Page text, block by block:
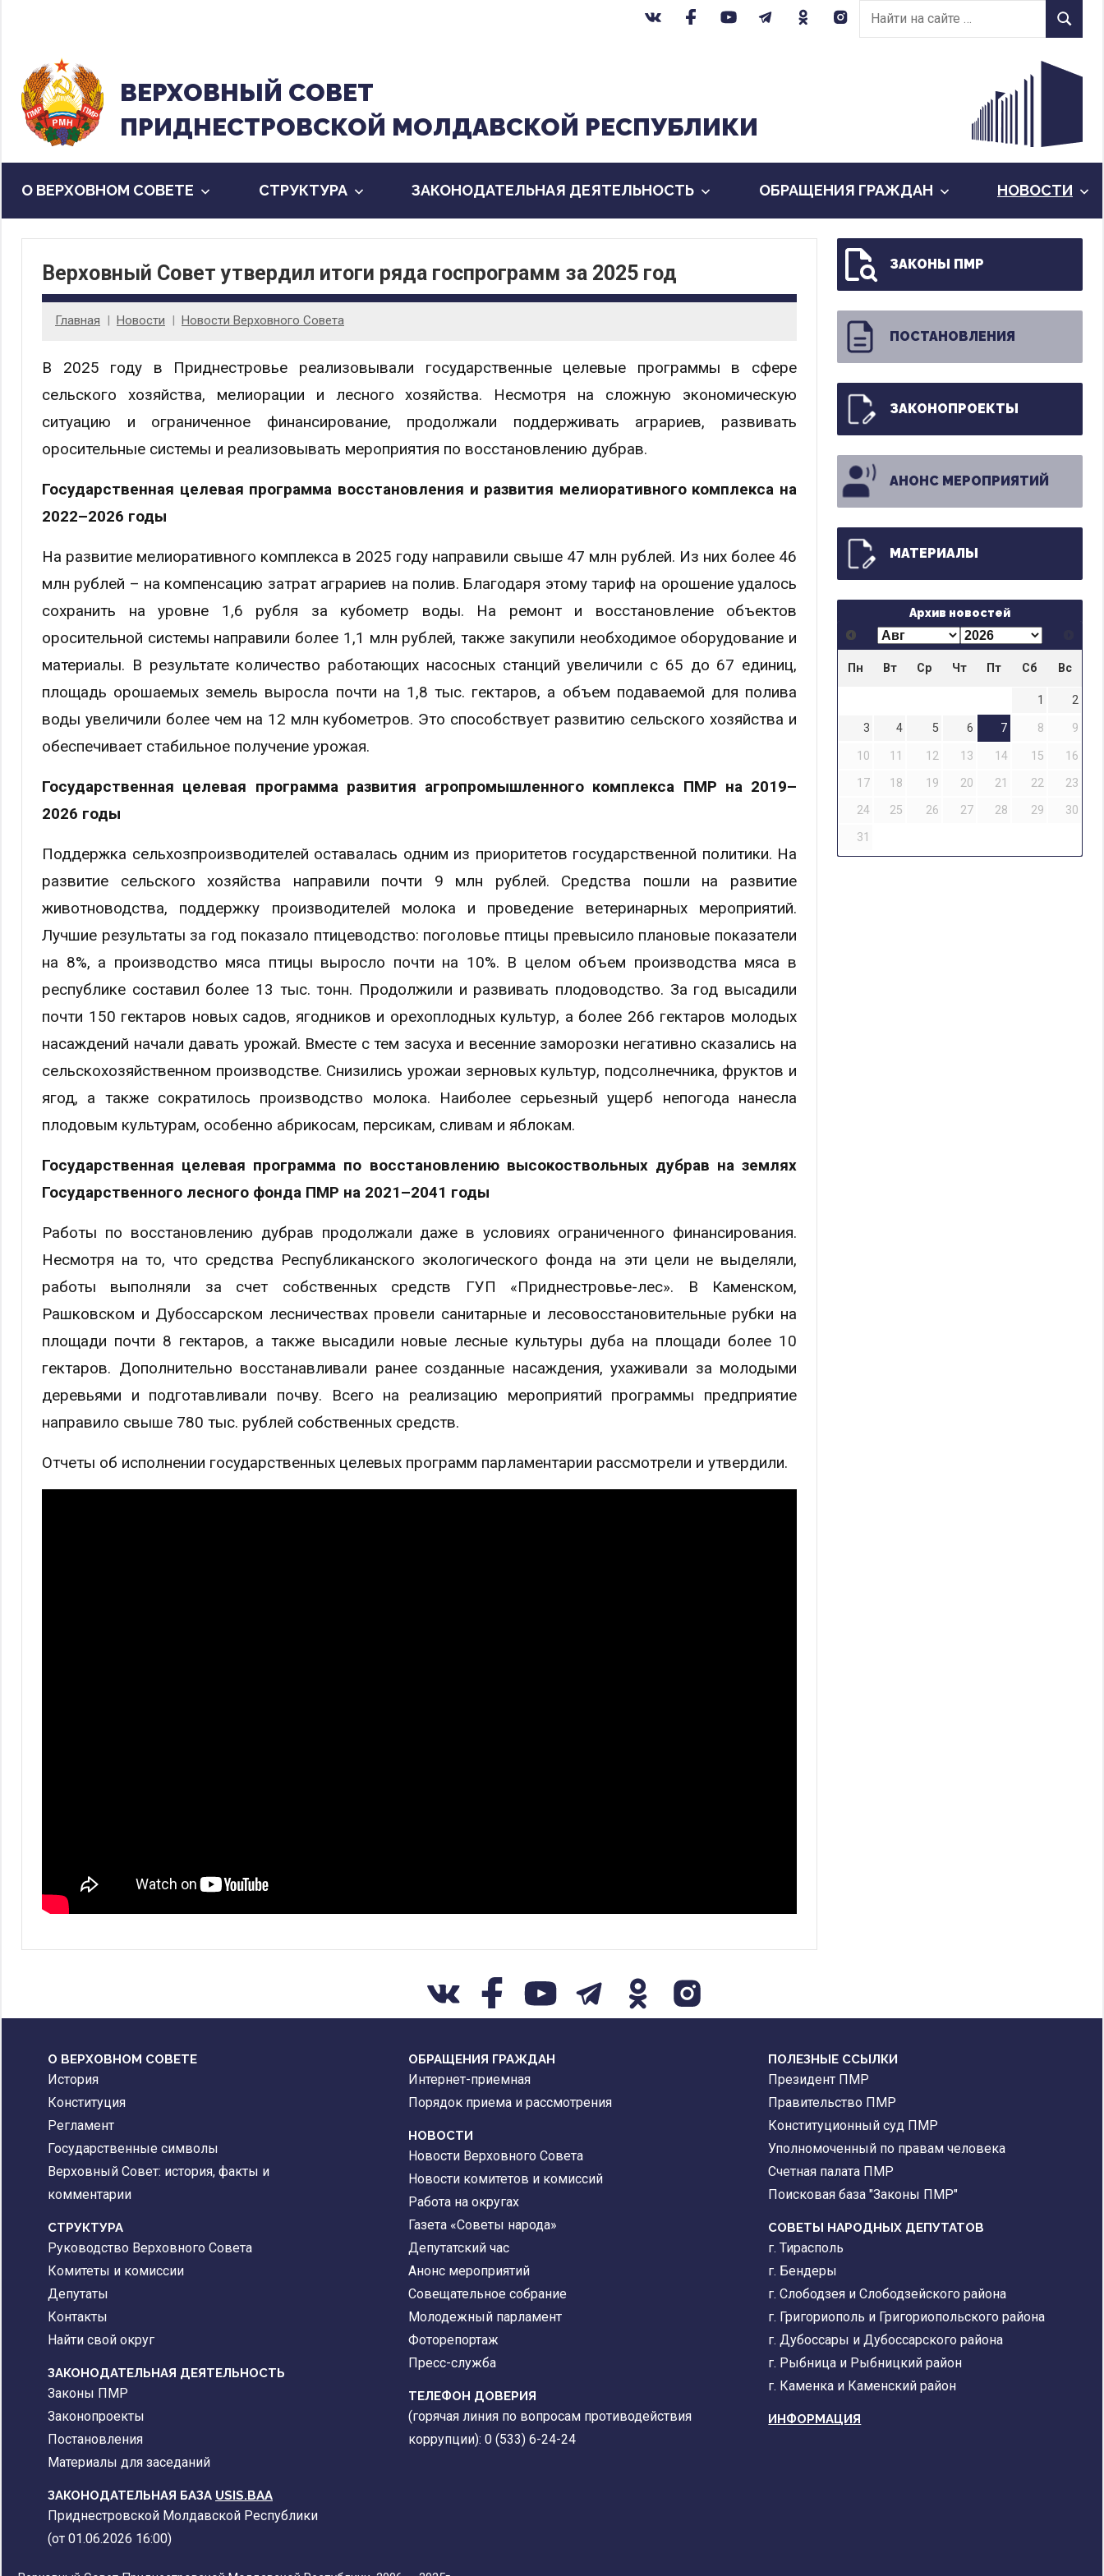
содержанию
Найти
на
Найти
ВЕРХОВНЫЙ CОВЕТ
ПРИДНЕСТРОВСКОЙ МОЛДАВСКОЙ РЕСПУБЛИКИ
О ВЕРХОВНОМ СОВЕТЕ CТРУКТУРА ЗАКОНОДАТЕЛЬНАЯ ДЕЯТЕЛЬНОСТЬ ОБРАЩЕНИЯ ГРАЖДАН НОВОСТИ
Верховный Совет утвердил итоги ряда госпрограмм за 2025 год
Главная Новости Новости Верховного Совета
В 2025 году в Приднестровье реализовывали государственные целевые программы в сфере
сельского хозяйства, мелиорации и лесного хозяйства. Несмотря на сложную экономическую
ситуацию и ограниченное финансирование, продолжали поддерживать аграриев, развивать
оросительные системы и реализовывать мероприятия по восстановлению дубрав.
Государственная целевая программа восстановления и развития мелиоративного комплекса на
2022–2026 годы
На развитие мелиоративного комплекса в 2025 году направили свыше 47 млн рублей. Из них более 46
млн рублей – на компенсацию затрат аграриев на полив. Благодаря этому тариф на орошение удалось
сохранить на уровне 1,6 рубля за кубометр воды. На ремонт и восстановление объектов
оросительной системы направили более 1,1 млн рублей, также закупили необходимое оборудование и
материалы. В результате количество работающих насосных станций увеличили с 65 до 67 единиц,
площадь орошаемых земель выросла почти на 1,8 тыс. гектаров, а объем подаваемой для полива
воды увеличили более чем на 12 млн кубометров. Это способствует развитию сельского хозяйства и
обеспечивает стабильное получение урожая.
Государственная целевая программа развития агропромышленного комплекса ПМР на 2019–
2026 годы
Поддержка сельхозпроизводителей оставалась одним из приоритетов государственной политики. На
развитие сельского хозяйства направили почти 9 млн рублей. Средства пошли на развитие
животноводства, поддержку производителей молока и проведение ветеринарных мероприятий.
Лучшие результаты за год показало птицеводство: поголовье птицы превысило плановые показатели
на 8%, а производство мяса птицы выросло почти на 10%. В целом объем производства мяса в
республике составил более 13 тыс. тонн. Продолжили и развивать плодоводство. За год высадили
почти 150 гектаров новых садов, ягодников и орехоплодных культур, а более 266 гектаров молодых
насаждений начали давать урожай. Вместе с тем засуха и весенние заморозки негативно сказались на
сельскохозяйственном производстве. Снизились урожаи зерновых культур, подсолнечника, фруктов и
ягод, а также сократилось производство молока. Наиболее серьезный ущерб непогода нанесла
плодовым культурам, особенно абрикосам, персикам, сливам и яблокам.
Государственная целевая программа по восстановлению высокоствольных дубрав на землях
Государственного лесного фонда ПМР на 2021–2041 годы
Работы по восстановлению дубрав продолжали даже в условиях ограниченного финансирования.
Несмотря на то, что средства Республиканского экологического фонда на эти цели не выделяли,
работы выполняли за счет собственных средств ГУП «Приднестровье-лес». В Каменском,
Рашковском и Дубоссарском лесничествах провели санитарные и лесовосстановительные рубки на
площади почти 8 гектаров, а также высадили новые лесные культуры дуба на площади более 10
гектаров. Дополнительно восстанавливали ранее созданные насаждения, ухаживали за молодыми
деревьями и подготавливали почву. Всего на реализацию мероприятий программы предприятие
направило свыше 780 тыс. рублей собственных средств.
Отчеты об исполнении государственных целевых программ парламентарии рассмотрели и утвердили.
ЗАКОНЫ ПМР
ПОСТАНОВЛЕНИЯ
ЗАКОНОПРОЕКТЫ
АНОНС МЕРОПРИЯТИЙ
МАТЕРИАЛЫ
Архив новостей
Пн Вт Ср Чт Пт Сб Вс
1
2
3
4 5 6 7 8
9
10
11 12 13 14 15
16
17
18 19 20 21 22
23
24
25 26 27 28 29
30
31
О ВЕРХОВНОМ СОВЕТЕ
История
Конституция
Регламент
Государственные символы
Верховный Совет: история, факты и
комментарии
CТРУКТУРА
Руководство Верховного Совета
Комитеты и комиссии
Депутаты
Контакты
Найти свой округ
ЗАКОНОДАТЕЛЬНАЯ ДЕЯТЕЛЬНОСТЬ
Законы ПМР
Законопроекты
Постановления
Материалы для заседаний
ЗАКОНОДАТЕЛЬНАЯ БАЗА USIS.BAA
Приднестровской Молдавской Республики
(от 01.06.2026 16:00)
ОБРАЩЕНИЯ ГРАЖДАН
Интернет-приемная
Порядок приема и рассмотрения
НОВОСТИ
Новости Верховного Совета
Новости комитетов и комиссий
Работа на округах
Газета «Советы народа»
Депутатский час
Анонс мероприятий
Совещательное собрание
Молодежный парламент
Фоторепортаж
Пресс-служба
ТЕЛЕФОН ДОВЕРИЯ
(горячая линия по вопросам противодействия
коррупции): 0 (533) 6-24-24
ПОЛЕЗНЫЕ ССЫЛКИ
Президент ПМР
Правительство ПМР
Конституционный суд ПМР
Уполномоченный по правам человека
Счетная палата ПМР
Поисковая база "Законы ПМР"
СОВЕТЫ НАРОДНЫХ ДЕПУТАТОВ
г. Тирасполь
г. Бендеры
г. Слободзея и Слободзейского района
г. Григориополь и Григориопольского района
г. Дубоссары и Дубоссарского района
г. Рыбница и Рыбницкий район
г. Каменка и Каменский район
ИНФОРМАЦИЯ